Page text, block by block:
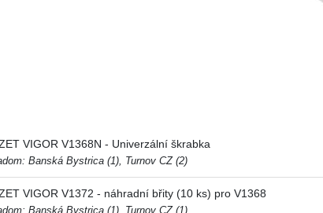
VIGOR V1368N - Univerzální škrabka
Banská Bystrica (1), Turnov CZ (2)
VIGOR V1372 - náhradní břity (10 ks) pro V1368
Banská Bystrica (1), Turnov CZ (1),